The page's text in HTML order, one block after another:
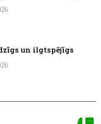
un ilgtspējīgs